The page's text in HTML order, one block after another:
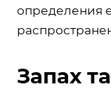
определения
Запах